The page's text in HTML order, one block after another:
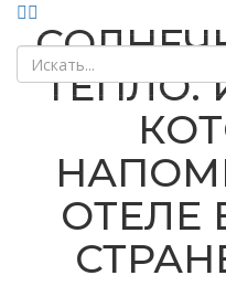
ТЕПЛО.
ОТЕЛЕ